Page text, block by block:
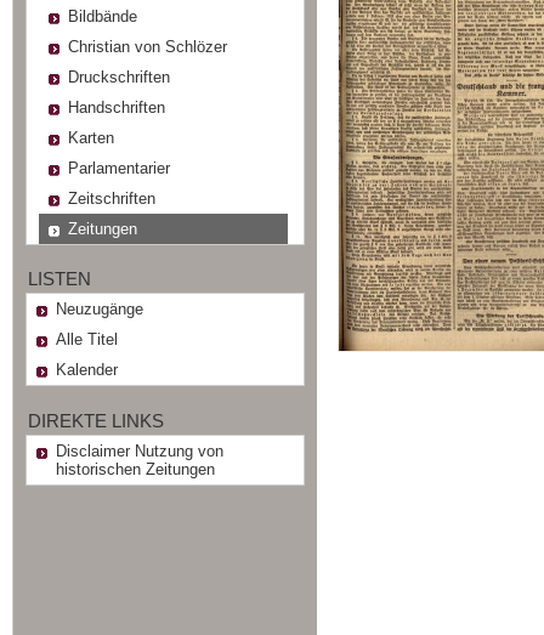
Bildbände
Christian von Schlözer
Druckschriften
Handschriften
Karten
Parlamentarier
Zeitschriften
Zeitungen
LISTEN
Neuzugänge
Alle Titel
Kalender
DIREKTE LINKS
Disclaimer Nutzung von
historischen Zeitungen